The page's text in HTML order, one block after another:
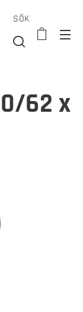
SÖK
62 x